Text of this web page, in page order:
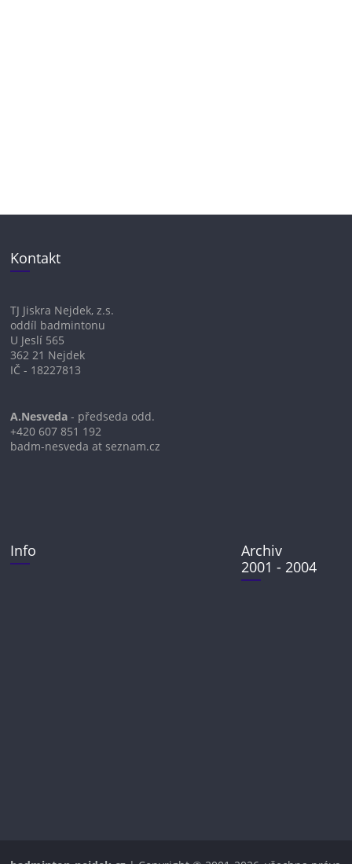
Kontakt
TJ Jiskra Nejdek, z.s.
oddíl badmintonu
U Jeslí 565
362 21 Nejdek
IČ - 18227813
A.Nesveda - předseda odd.
+420 607 851 192
badm-nesveda at seznam.cz
Info
Archiv
2001 - 2004